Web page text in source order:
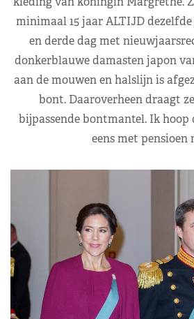
minimaal 15 jaar ALTIJD
en derde dag met
donkerblauwe damasten japon
aan de mouwen en halslijn is
bont. Daaroverheen draagt
bijpassende bontmantel. Ik hoop
eens met pensioen